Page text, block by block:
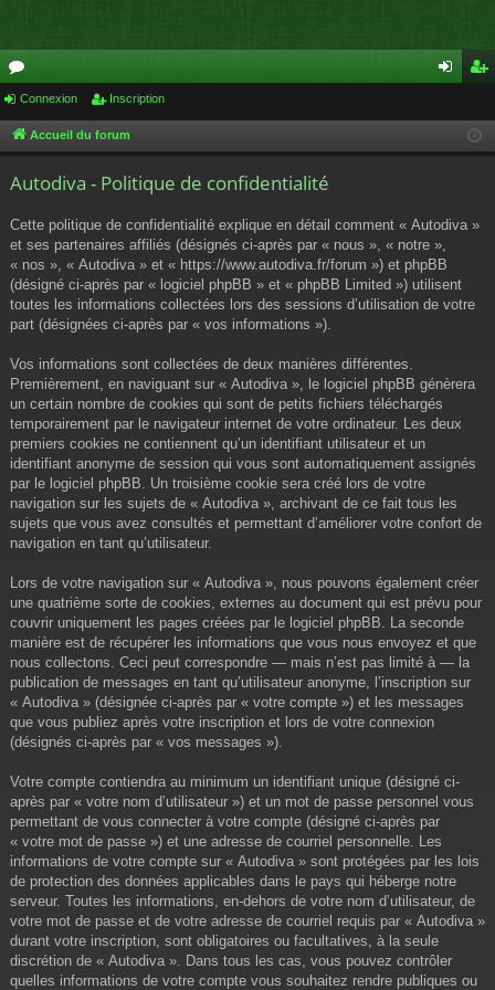
or
u cri
Connexion Inscription
Accueil du forum
Autodiva - Politique de confidentialité
Cette politique de confidentialité explique en détail comment « Autodiva »
et ses partenaires affiliés (désignés ci-après par « nous », « notre »,
« nos », « Autodiva » et « https://www.autodiva.fr/forum ») et phpBB
(désigné ci-après par « logiciel phpBB » et « phpBB Limited ») utilisent
toutes les informations collectées lors des sessions d’utilisation de votre
part (désignées ci-après par « vos informations »).
Vos informations sont collectées de deux manières différentes.
Premièrement, en naviguant sur « Autodiva », le logiciel phpBB génèrera
un certain nombre de cookies qui sont de petits fichiers téléchargés
temporairement par le navigateur internet de votre ordinateur. Les deux
premiers cookies ne contiennent qu’un identifiant utilisateur et un
identifiant anonyme de session qui vous sont automatiquement assignés
par le logiciel phpBB. Un troisième cookie sera créé lors de votre
navigation sur les sujets de « Autodiva », archivant de ce fait tous les
sujets que vous avez consultés et permettant d’améliorer votre confort de
navigation en tant qu’utilisateur.
Lors de votre navigation sur « Autodiva », nous pouvons également créer
une quatrième sorte de cookies, externes au document qui est prévu pour
couvrir uniquement les pages créées par le logiciel phpBB. La seconde
manière est de récupérer les informations que vous nous envoyez et que
nous collectons. Ceci peut correspondre — mais n’est pas limité à — la
publication de messages en tant qu’utilisateur anonyme, l’inscription sur
« Autodiva » (désignée ci-après par « votre compte ») et les messages
que vous publiez après votre inscription et lors de votre connexion
(désignés ci-après par « vos messages »).
Votre compte contiendra au minimum un identifiant unique (désigné ci-
après par « votre nom d’utilisateur ») et un mot de passe personnel vous
permettant de vous connecter à votre compte (désigné ci-après par
« votre mot de passe ») et une adresse de courriel personnelle. Les
informations de votre compte sur « Autodiva » sont protégées par les lois
de protection des données applicables dans le pays qui héberge notre
serveur. Toutes les informations, en-dehors de votre nom d’utilisateur, de
votre mot de passe et de votre adresse de courriel requis par « Autodiva »
durant votre inscription, sont obligatoires ou facultatives, à la seule
discrétion de « Autodiva ». Dans tous les cas, vous pouvez contrôler
quelles informations de votre compte vous souhaitez rendre publiques ou